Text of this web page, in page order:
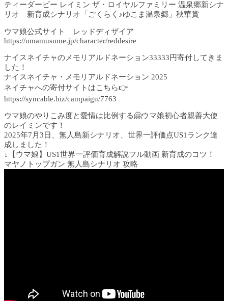
ティーダービー レイミン ザ・ロイヤルファミリー 温泉郷新シナ
リオ 新育成シナリオ「ごくらく♪ゆこま温泉郷」秋華賞
ウマ娘公式サイト レッドディザイア
https://umamusume.jp/character/reddesire
ナイスネイチャのメモリアルドネーション33333円寄付してきま
した！
ナイスネイチャ・メモリアルドネーション 2025
ネイチャへの寄付サイトはこちら👉
https://syncable.biz/campaign/7763
ウマ娘のやりこみ度と愛情は比例する🤗ウマ娘初心者親善大使
のレイミンです！
2025年7月3日、無人島新シナリオ、世界一評価点US1ランク達
成しました！
↓【ウマ娘】US1世界一評価育成解説フル動画 新育成のコツ！
マヤノトップガン 無人島シナリオ 攻略